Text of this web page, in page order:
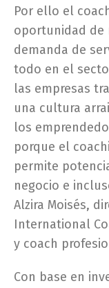
Por ello el
oportunidad de
demanda de
todo en el
las empresas
una cultura
los
porque el
permite
negocio e
Alzira Moisés,
International
y coach
Con base en